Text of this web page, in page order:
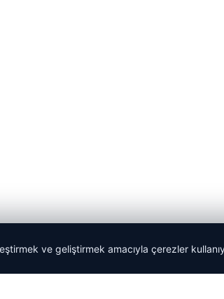
ve geliştirmek amacıyla çerezler